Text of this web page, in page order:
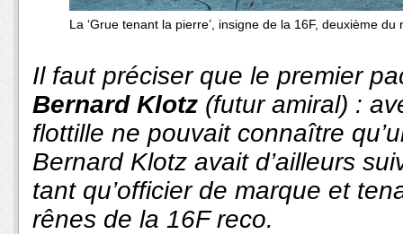
La ‘Grue tenant la pierre’, insigne de la 16F, deuxième du
Il faut préciser que le premier
Bernard Klotz (futur amiral) :
flottille ne pouvait connaître
Bernard Klotz avait d’ailleurs
tant qu’officier de marque et
rênes de la 16F reco.